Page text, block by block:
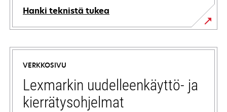
Hanki teknistä tukea
opens
in
new
tab
VERKKOSIVU
Lexmarkin uudelleenkäyttö- ja
kierrätysohjelmat